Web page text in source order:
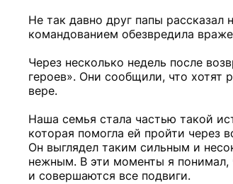
Не так давно друг папы рассказал
командованием обезвредила
Через несколько недель после
героев». Они сообщили, что хотят
вере.
Наша семья стала частью такой
которая помогла ей пройти через
Он выглядел таким сильным и
нежным. В эти моменты я понимал,
и совершаются все подвиги.